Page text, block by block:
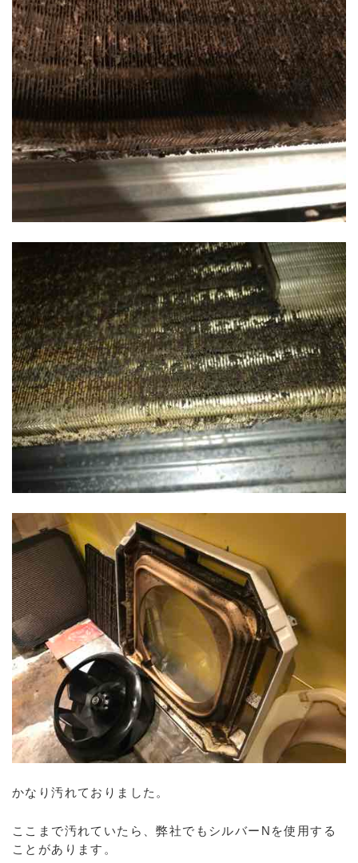
かなり汚れておりました。
ここまで汚れていたら、弊社でもシルバーNを使用する
ことがあります。